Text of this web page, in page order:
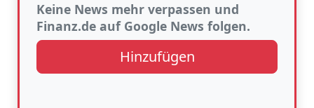
Keine News mehr verpassen und
Finanz.de auf Google News folgen.
Hinzufügen